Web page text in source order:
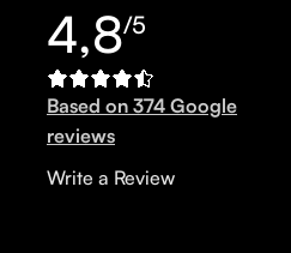
4,8/5
Based on 374 Google
reviews
Write a Review